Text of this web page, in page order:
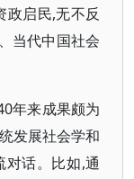
政启民,无不反
当代中国社会
年来成果颇为
发展社会学和
话。比如,通